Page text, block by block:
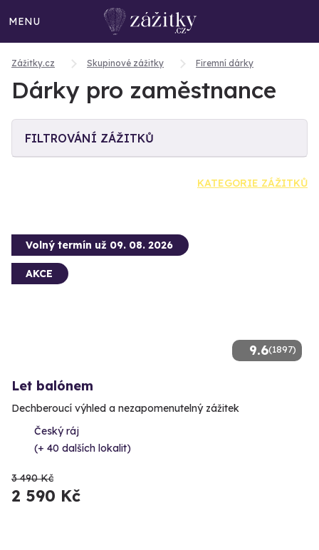
MENU
Zážitky.cz Skupinové zážitky Firemní dárky
Dárky pro zaměstnance
FILTROVÁNÍ ZÁŽITKŮ
KATEGORIE ZÁŽITKŮ
9.6(1897)
Volný termín už 09. 08. 2026
AKCE
Let balónem
Dechberoucí výhled a nezapomenutelný zážitek
Český ráj
(+ 40 dalších lokalit)
3 490 Kč
2 590 Kč